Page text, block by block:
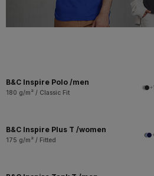
B&C Inspire Polo /men
180 g/m² / Classic Fit
B&C Inspire Plus T /women
175 g/m² / Fitted